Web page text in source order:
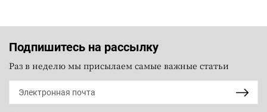
Подпишитесь на рассылку
Раз в неделю мы присылаем самые важные статьи